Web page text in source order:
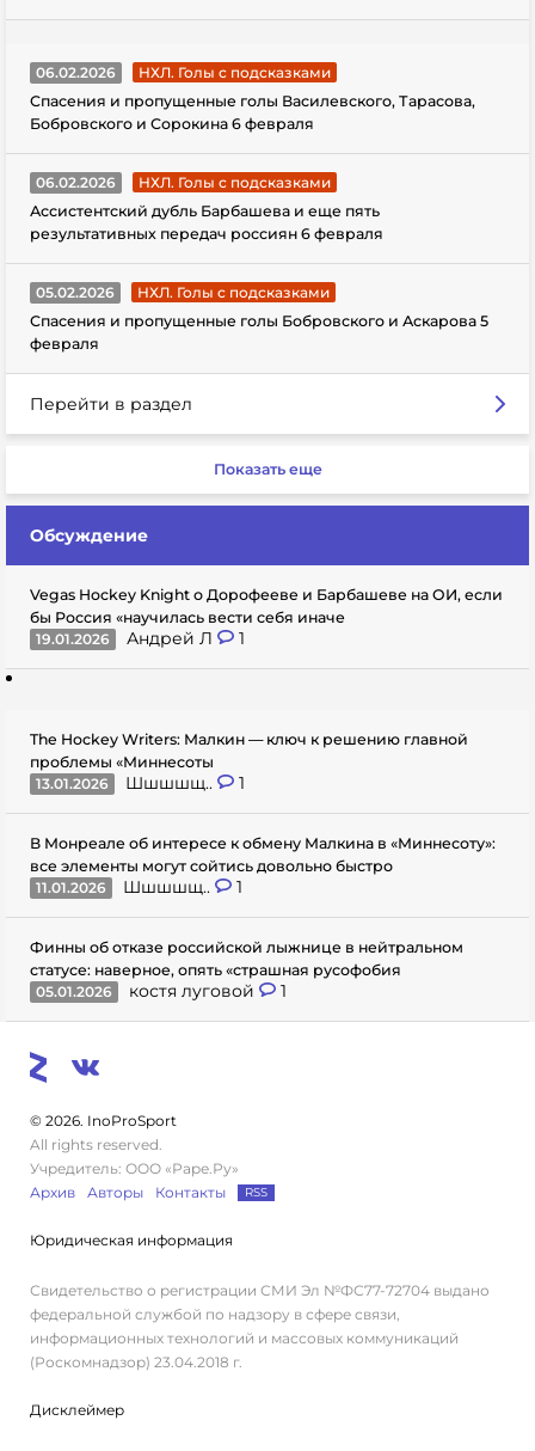
06.02.2026
НХЛ. Голы с подсказками
Спасения и пропущенные голы Василевского, Тарасова,
Бобровского и Сорокина 6 февраля
06.02.2026
НХЛ. Голы с подсказками
Ассистентский дубль Барбашева и еще пять
результативных передач россиян 6 февраля
05.02.2026
НХЛ. Голы с подсказками
Спасения и пропущенные голы Бобровского и Аскарова 5
февраля
Перейти в раздел
Показать еще
Обсуждение
Vegas Hockey Knight о Дорофееве и Барбашеве на ОИ, если
бы Россия «научилась вести себя иначе
19.01.2026
Андрей Л 1
The Hockey Writers: Малкин — ключ к решению главной
проблемы «Миннесоты
13.01.2026
Шшшшщ.. 1
В Монреале об интересе к обмену Малкина в «Миннесоту»:
все элементы могут сойтись довольно быстро
11.01.2026
Шшшшщ.. 1
Финны об отказе российской лыжнице в нейтральном
статусе: наверное, опять «страшная русофобия
05.01.2026
костя луговой 1
© 2026. InoProSport
All rights reserved.
Учредитель: ООО «Раре.Ру»
Архив
Авторы Контакты RSS
Юридическая информация
Свидетельство о регистрации СМИ Эл №ФС77-72704 выдано
федеральной службой по надзору в сфере связи,
информационных технологий и массовых коммуникаций
(Роскомнадзор) 23.04.2018 г.
Дисклеймер